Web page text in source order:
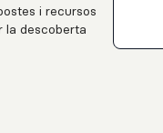
i recursos
la descoberta